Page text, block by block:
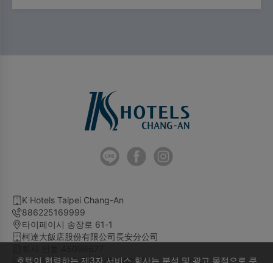
호텔이 협력하는 제3자 서비스 회사는 분석 및 광고 목적으로 쿠
K Hotels Taipei Chang-An
886225169999
타이페이시 송장로 61-1
柯達大飯店股份有限公司長安分公司
호텔 등록 번호 臺北市旅館611號